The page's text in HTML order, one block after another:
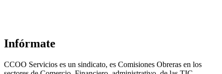
Infórmate
CCOO Servicios es un sindicato, es Comisiones Obreras en los